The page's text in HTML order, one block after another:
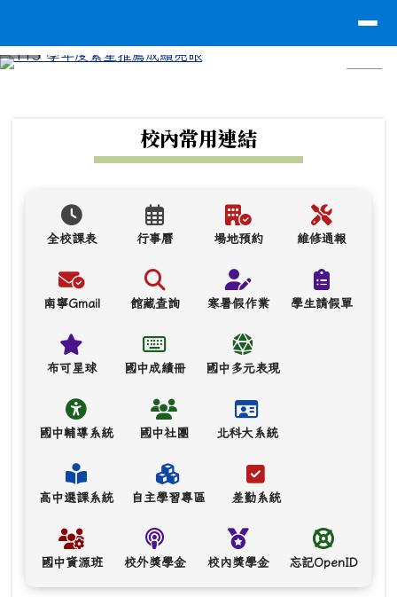
校內常用連結
全校課表 行事曆 場地預約 維修通報
南寧Gmail 館藏查詢 寒暑假作業 學生請假單
布可星球 國中成績冊 國中多元表現
國中輔導系統 國中社團 北科大系統
高中選課系統 自主學習專區 差勤系統
國中資源班 校外獎學金 校內獎學金 忘記OpenID